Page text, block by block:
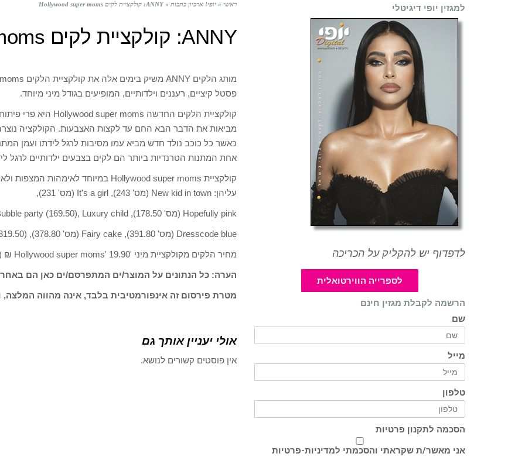
ראשי » יופי! ארכיון כתבות » ANNY: קולקציית לקים Hollywood super moms
ANNY: קולקציית לקים Hollywood super moms
פסטל קיציים, רעננים וילדותיים, המופיעים בגודל מיני מיוחד.
מביאות את הדבר הבא החם עד לקצות האצבעות. הקולקציה
כאשר כל כוכב נולד חדש מביא עמו מסיבות לרגל לידתו ועמן
אחת המתנות הטרנדיות ביותר הם לקים בצבעים ילדותיים לרגל
עליהן: New kid in town (מס' 243), It's a girl (מס' 231),
Hopefully pink (מס' 178.50), Bubble party (169.50), Luxury child (מס' 442),
Dresscode blue (מס' 391.80), Fairy cake (מס' 378.80), Hug me babe (319.50)
מחיר הלקים מקולקציית מיני 'Hollywood super moms' 19.90 ₪ (לתכולת 6 מ"ל)
הערה: כל הנתונים על המוצר/ים המתפרסם/ים כאן הם
מטרת פירסום זה אינפורמטיבית בלבד, אינה מהווה המלצה,
אולי יעניין אותך גם
אין פוסטים קשורים לנושא.
למגזין יופי דיגיטלי
לדפדוף יש להקליק על הכריכה
לספרייה הווירטואלית
הרשמה לקבלת מגזין חינם
שם
מייל
טלפון
הסכמה לתקנון פרטיות
אני מאשר/ת שקראתי והסכמתי למדיניות-פרטיות